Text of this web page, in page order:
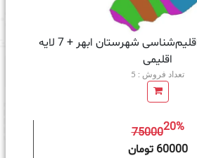
نقشه شیپ‌ فایل اقلیم‌شناسی شهرستان ابهر + 7 لایه
اقلیمی
تعداد فروش : 5
7500020%
60000 تومان